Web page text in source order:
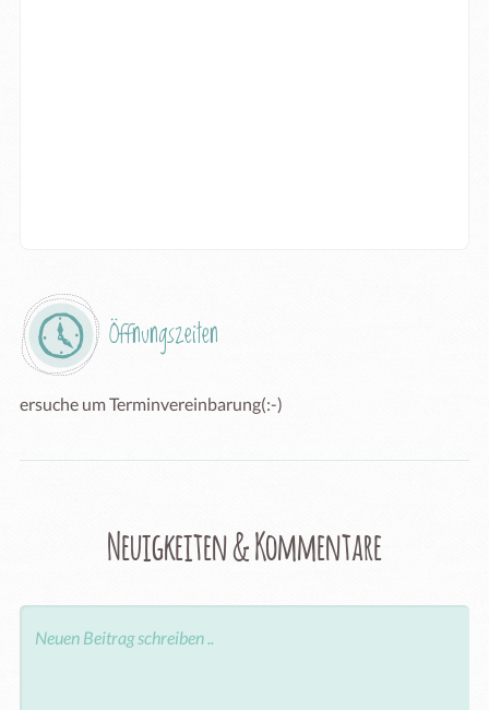
Öffnungszeiten
ersuche um Terminvereinbarung(:-)
Neuigkeiten & Kommentare